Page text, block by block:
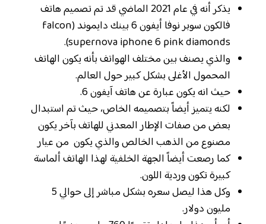
يذكر أنه في عام 2021 الماضي قد تم تصميم هاتف
فالكون سوبر نوفا أيفون 6 بينك دايموند (falcon
supernova iphone 6 pink diamonds).
والذي يصنف بين مختلف الهواتف بأنه يكون الهاتف
المحمول الأغلى بشكل كبير حول العالم.
حيث انه يكون عبارة عن هاتف آيفون 6.
لكنه يتميز أيضاً بتصميمه الخاص، حيث تم استبدال
بعض من صفات الإطار المعدني للهاتف بآخر يكون
مصنوع من الذهب الخالص والذي يكون من عيار
كما رصعت أيضاً الجهة الخلفية لهذا الهاتف ألماسة
كبيرة تكون وردية اللون.
وكل هذا ليصل سعره بشكل مباشر إلى حوالي 5
مليون دولار.